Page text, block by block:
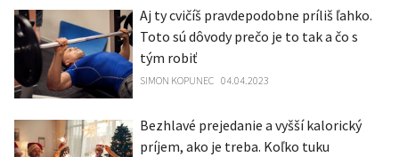
Aj ty cvičíš pravdepodobne príliš ľahko.
Toto sú dôvody prečo je to tak a čo s
tým robiť
SIMON KOPUNEC 04.04.2023
Bezhlavé prejedanie a vyšší kalorický
príjem, ako je treba. Koľko tuku